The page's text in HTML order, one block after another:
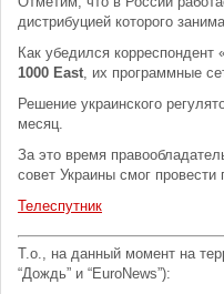
дистрибуцией которого
Как убедился
1000 East, их программные
Решение украинского
месяц.
За это время
совет Украины смог
Телеспутник
Т.о., на данный момент на
“Дождь” и “EuroNews”):